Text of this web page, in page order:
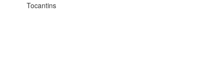
Tocantins